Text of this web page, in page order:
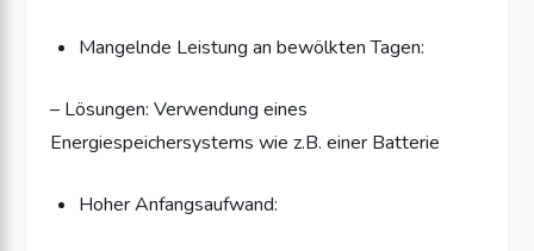
Mangelnde Leistung an bewölkten Tagen:
– Lösungen: Verwendung eines
Energiespeichersystems wie z.B. einer Batterie
Hoher Anfangsaufwand: